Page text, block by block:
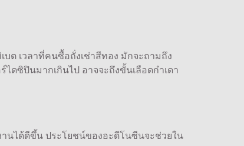
ต เวลาที่คนซื้อถั่งเช่าสีทอง มักจะถามถึง
ดซิปินมากเกินไป อาจจะถึงขั้นเลือดกำเดา
านได้ดีขึ้น ประโยชน์ของอะดีโนซีนจะช่วยใน